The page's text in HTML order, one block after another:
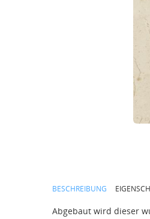
BESCHREIBUNG
Abgebaut wird dieser